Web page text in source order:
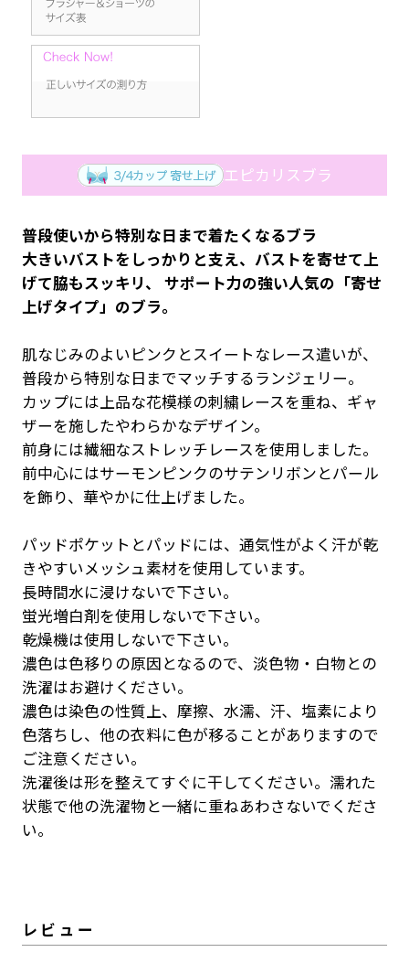
エピカリスブラ
普段使いから特別な日まで着たくなるブラ
大きいバストをしっかりと支え、バストを寄せて上
げて脇もスッキリ、 サポート力の強い人気の「寄せ
上げタイプ」のブラ。
肌なじみのよいピンクとスイートなレース遣いが、
普段から特別な日までマッチするランジェリー。
カップには上品な花模様の刺繍レースを重ね、ギャ
ザーを施したやわらかなデザイン。
前身には繊細なストレッチレースを使用しました。
前中心にはサーモンピンクのサテンリボンとパール
を飾り、華やかに仕上げました。
パッドポケットとパッドには、通気性がよく汗が乾
きやすいメッシュ素材を使用しています。
長時間水に浸けないで下さい。
蛍光増白剤を使用しないで下さい。
乾燥機は使用しないで下さい。
濃色は色移りの原因となるので、淡色物・白物との
洗濯はお避けください。
濃色は染色の性質上、摩擦、水濡、汗、塩素により
色落ちし、他の衣料に色が移ることがありますので
ご注意ください。
洗濯後は形を整えてすぐに干してください。濡れた
状態で他の洗濯物と一緒に重ねあわさないでくださ
い。